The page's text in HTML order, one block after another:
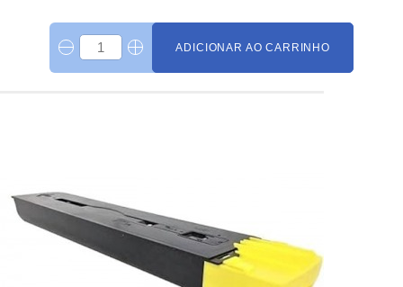
ADICIONAR AO CARRINHO